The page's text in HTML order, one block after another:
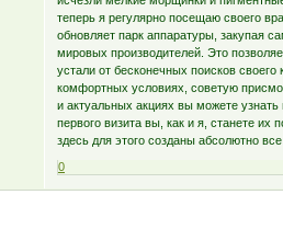
теперь я регулярно посещаю своего
обновляет парк аппаратуры, закупая
мировых производителей. Это
устали от бесконечных поисков своего
комфортных условиях, советую
и актуальных акциях вы можете
первого визита вы, как и я, станете
здесь для этого созданы абсолютно
0